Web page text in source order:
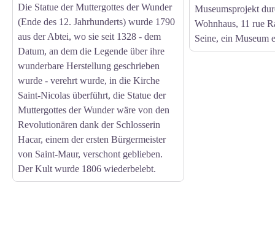
Die Statue der Muttergottes der Wunder
(Ende des 12. Jahrhunderts) wurde 1790
aus der Abtei, wo sie seit 1328 - dem
Datum, an dem die Legende über ihre
wunderbare Herstellung geschrieben
wurde - verehrt wurde, in die Kirche
Saint-Nicolas überführt, die Statue der
Muttergottes der Wunder wäre von den
Revolutionären dank der Schlosserin
Hacar, einem der ersten Bürgermeister
von Saint-Maur, verschont geblieben.
Der Kult wurde 1806 wiederbelebt.
Museumsprojekt
Wohnhaus, 11 rue
Seine, ein Museum